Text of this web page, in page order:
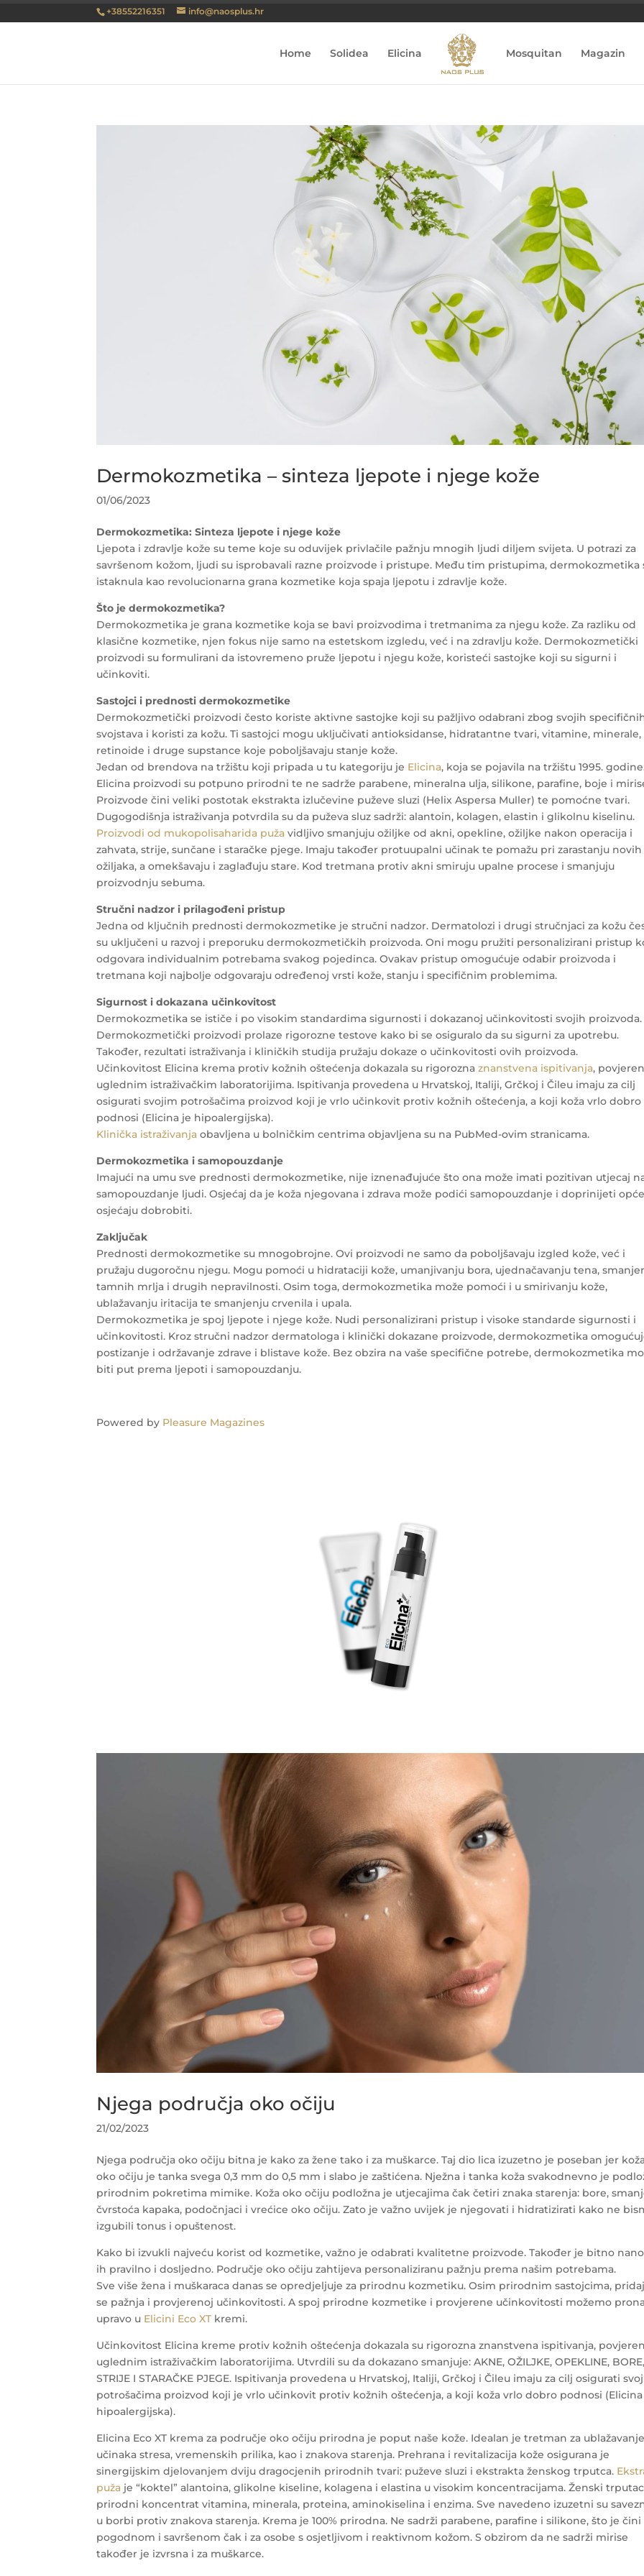
+38552216351 info@naosplus.hr
Home Solidea Elicina Mosquitan Magazin
Dermokozmetika – sinteza ljepote i njege kože
01/06/2023
Dermokozmetika: Sinteza ljepote i njege kože
Ljepota i zdravlje kože su teme koje su oduvijek privlačile pažnju mnogih ljudi diljem svijeta. U potrazi za
savršenom kožom, ljudi su isprobavali razne proizvode i pristupe. Među tim pristupima, dermokozmetika
istaknula kao revolucionarna grana kozmetike koja spaja ljepotu i zdravlje kože.
Što je dermokozmetika?
Dermokozmetika je grana kozmetike koja se bavi proizvodima i tretmanima za njegu kože. Za razliku od
klasične kozmetike, njen fokus nije samo na estetskom izgledu, već i na zdravlju kože. Dermokozmetički
proizvodi su formulirani da istovremeno pruže ljepotu i njegu kože, koristeći sastojke koji su sigurni i
učinkoviti.
Sastojci i prednosti dermokozmetike
Dermokozmetički proizvodi često koriste aktivne sastojke koji su pažljivo odabrani zbog svojih
svojstava i koristi za kožu. Ti sastojci mogu uključivati antioksidanse, hidratantne tvari, vitamine, minerale,
retinoide i druge supstance koje poboljšavaju stanje kože.
Jedan od brendova na tržištu koji pripada u tu kategoriju je Elicina, koja se pojavila na tržištu 1995.
Elicina proizvodi su potpuno prirodni te ne sadrže parabene, mineralna ulja, silikone, parafine, boje i
Proizvode čini veliki postotak ekstrakta izlučevine puževe sluzi (Helix Aspersa Muller) te pomoćne tvari.
Dugogodišnja istraživanja potvrdila su da puževa sluz sadrži: alantoin, kolagen, elastin i glikolnu kiselinu.
Proizvodi od mukopolisaharida puža vidljivo smanjuju ožiljke od akni, opekline, ožiljke nakon operacija i
zahvata, strije, sunčane i staračke pjege. Imaju također protuupalni učinak te pomažu pri zarastanju novih
ožiljaka, a omekšavaju i zaglađuju stare. Kod tretmana protiv akni smiruju upalne procese i smanjuju
proizvodnju sebuma.
Stručni nadzor i prilagođeni pristup
Jedna od ključnih prednosti dermokozmetike je stručni nadzor. Dermatolozi i drugi stručnjaci za kožu
su uključeni u razvoj i preporuku dermokozmetičkih proizvoda. Oni mogu pružiti personalizirani pristup
odgovara individualnim potrebama svakog pojedinca. Ovakav pristup omogućuje odabir proizvoda i
tretmana koji najbolje odgovaraju određenoj vrsti kože, stanju i specifičnim problemima.
Sigurnost i dokazana učinkovitost
Dermokozmetika se ističe i po visokim standardima sigurnosti i dokazanoj učinkovitosti svojih proizvoda.
Dermokozmetički proizvodi prolaze rigorozne testove kako bi se osiguralo da su sigurni za upotrebu.
Također, rezultati istraživanja i kliničkih studija pružaju dokaze o učinkovitosti ovih proizvoda.
Učinkovitost Elicina krema protiv kožnih oštećenja dokazala su rigoroznaznanstvena ispitivanja,
uglednim istraživačkim laboratorijima. Ispitivanja provedena u Hrvatskoj, Italiji, Grčkoj i Čileu imaju za cilj
osigurati svojim potrošačima proizvod koji je vrlo učinkovit protiv kožnih oštećenja, a koji koža vrlo dobro
podnosi (Elicina je hipoalergijska).
Klinička istraživanja obavljena u bolničkim centrima objavljena su na PubMed-ovim stranicama.
Dermokozmetika i samopouzdanje
Imajući na umu sve prednosti dermokozmetike, nije iznenađujuće što ona može imati pozitivan utjecaj
samopouzdanje ljudi. Osjećaj da je koža njegovana i zdrava može podići samopouzdanje i doprinijeti
osjećaju dobrobiti.
Zaključak
Prednosti dermokozmetike su mnogobrojne. Ovi proizvodi ne samo da poboljšavaju izgled kože, već i
pružaju dugoročnu njegu. Mogu pomoći u hidrataciji kože, umanjivanju bora, ujednačavanju tena,
tamnih mrlja i drugih nepravilnosti. Osim toga, dermokozmetika može pomoći i u smirivanju kože,
ublažavanju iritacija te smanjenju crvenila i upala.
Dermokozmetika je spoj ljepote i njege kože. Nudi personalizirani pristup i visoke standarde sigurnosti i
učinkovitosti. Kroz stručni nadzor dermatologa i klinički dokazane proizvode, dermokozmetika
postizanje i održavanje zdrave i blistave kože. Bez obzira na vaše specifične potrebe, dermokozmetika
biti put prema ljepoti i samopouzdanju.
Powered by Pleasure Magazines
Njega područja oko očiju
21/02/2023
Njega područja oko očiju bitna je kako za žene tako i za muškarce. Taj dio lica izuzetno je poseban jer
oko očiju je tanka svega 0,3 mm do 0,5 mm i slabo je zaštićena. Nježna i tanka koža svakodnevno je
prirodnim pokretima mimike. Koža oko očiju podložna je utjecajima čak četiri znaka starenja: bore,
čvrstoća kapaka, podočnjaci i vrećice oko očiju. Zato je važno uvijek je njegovati i hidratizirati kako ne
izgubili tonus i opuštenost.
Kako bi izvukli najveću korist od kozmetike, važno je odabrati kvalitetne proizvode. Također je bitno
ih pravilno i dosljedno. Područje oko očiju zahtijeva personaliziranu pažnju prema našim potrebama.
Sve više žena i muškaraca danas se opredjeljuje za prirodnu kozmetiku. Osim prirodnim sastojcima,
se pažnja i provjerenoj učinkovitosti. A spoj prirodne kozmetike i provjerene učinkovitosti možemo
upravo u Elicini Eco XT kremi.
Učinkovitost Elicina kreme protiv kožnih oštećenja dokazala su rigorozna znanstvena ispitivanja,
uglednim istraživačkim laboratorijima. Utvrdili su da dokazano smanjuje: AKNE, OŽILJKE, OPEKLINE, BORE,
STRIJE I STARAČKE PJEGE. Ispitivanja provedena u Hrvatskoj, Italiji, Grčkoj i Čileu imaju za cilj osigurati
potrošačima proizvod koji je vrlo učinkovit protiv kožnih oštećenja, a koji koža vrlo dobro podnosi (Elicina
hipoalergijska).
Elicina Eco XT krema za područje oko očiju prirodna je poput naše kože. Idealan je tretman za ublažavanje
učinaka stresa, vremenskih prilika, kao i znakova starenja. Prehrana i revitalizacija kože osigurana je
sinergijskim djelovanjem dviju dragocjenih prirodnih tvari: puževe sluzi i ekstrakta ženskog trputca.
puža je “koktel” alantoina, glikolne kiseline, kolagena i elastina u visokim koncentracijama. Ženski
prirodni koncentrat vitamina, minerala, proteina, aminokiselina i enzima. Sve navedeno izuzetni su
u borbi protiv znakova starenja. Krema je 100% prirodna. Ne sadrži parabene, parafine i silikone, što je čini
pogodnom i savršenom čak i za osobe s osjetljivom i reaktivnom kožom. S obzirom da ne sadrži mirise
također je izvrsna i za muškarce.